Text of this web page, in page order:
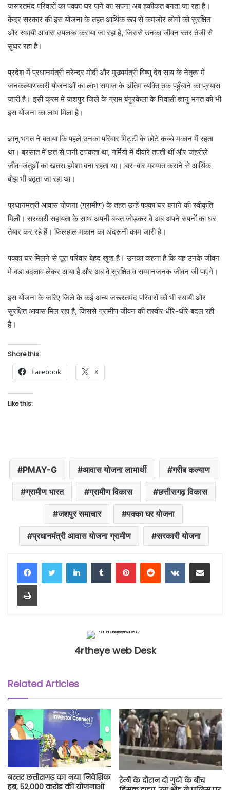
जरूरतमंद परिवारों का पक्का घर पाने का सपना अब हकीकत बनता जा रहा है।
केंद्र सरकार की इस योजना के तहत आर्थिक रूप से कमजोर लोगों को सुरक्षित
और स्थायी आवास उपलब्ध कराया जा रहा है, जिससे उनका जीवन स्तर तेजी से
सुधर रहा है।
प्रदेश में प्रधानमंत्री नरेन्द्र मोदी और मुख्यमंत्री विष्णु देव साय के नेतृत्व में
जनकल्याणकारी योजनाओं का लाभ समाज के अंतिम व्यक्ति तक पहुँचाने का प्रयास
जारी है। इसी क्रम में जशपुर जिले के ग्राम बंगुरकेला के निवासी ज्ञानु भगत को भी
इस योजना का लाभ मिला है।
ज्ञानु भगत ने बताया कि पहले उनका परिवार मिट्टी के छोटे कच्चे मकान में रहता
था। बरसात में छत से पानी टपकता था, गर्मियों में दीवारें तपती थीं और जहरीले
जीव-जंतुओं का खतरा हमेशा बना रहता था। बार-बार मरम्मत कराने से आर्थिक
बोझ भी बढ़ता जा रहा था।
प्रधानमंत्री आवास योजना (ग्रामीण) के तहत उन्हें पक्का घर बनाने की स्वीकृति
मिली। सरकारी सहायता के साथ अपनी बचत जोड़कर वे अब अपने सपनों का घर
तैयार कर रहे हैं। फिलहाल मकान का अंदरूनी काम जारी है।
पक्का घर मिलने से पूरा परिवार बेहद खुश है। उनका कहना है कि यह उनके जीवन
में बड़ा बदलाव लेकर आया है और अब वे सुरक्षित व सम्मानजनक जीवन जी पाएंगे।
इस योजना के जरिए जिले के कई अन्य जरूरतमंद परिवारों को भी स्थायी और
सुरक्षित आवास मिल रहा है, जिससे ग्रामीण जीवन की तस्वीर धीरे-धीरे बदल रही
है।
Share this:
Facebook X
Like this:
PMAY-G आवास योजना लाभार्थी गरीब कल्याण
ग्रामीण भारत ग्रामीण विकास छत्तीसगढ़ विकास
जशपुर समाचार पक्का घर योजना
प्रधानमंत्री आवास योजना ग्रामीण सरकारी योजना
LinkedInTumblr PinterestReddit VKontakteShare via Email
Print
4rtheye web Desk
Related Articles
बस्तर छत्तीसगढ़ का नया निवेशिक
हब, 52,000 करोड़ की योजनाओं
रैली के दौरान दो गुटों के बीच